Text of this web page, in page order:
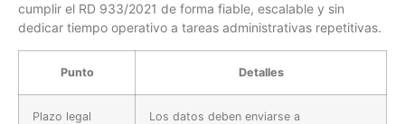
cumplir el RD 933/2021 de forma fiable, escalable y sin
dedicar tiempo operativo a tareas administrativas repetitivas.
Punto Detalles
Plazo legal
Los datos deben enviarse a